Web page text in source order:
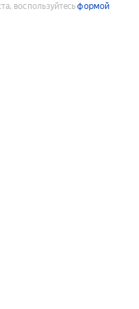
воспользуйтесьформой